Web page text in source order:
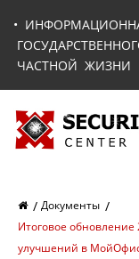
•
ЧАСТНОЙ ЖИЗНИ
Документы
Итоговое обновление
улучшений в